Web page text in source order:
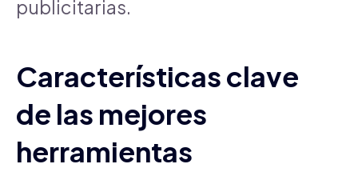
publicitarias.
Características clave
de las mejores
herramientas